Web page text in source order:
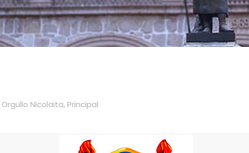
Orgullo Nicolaita, Principal